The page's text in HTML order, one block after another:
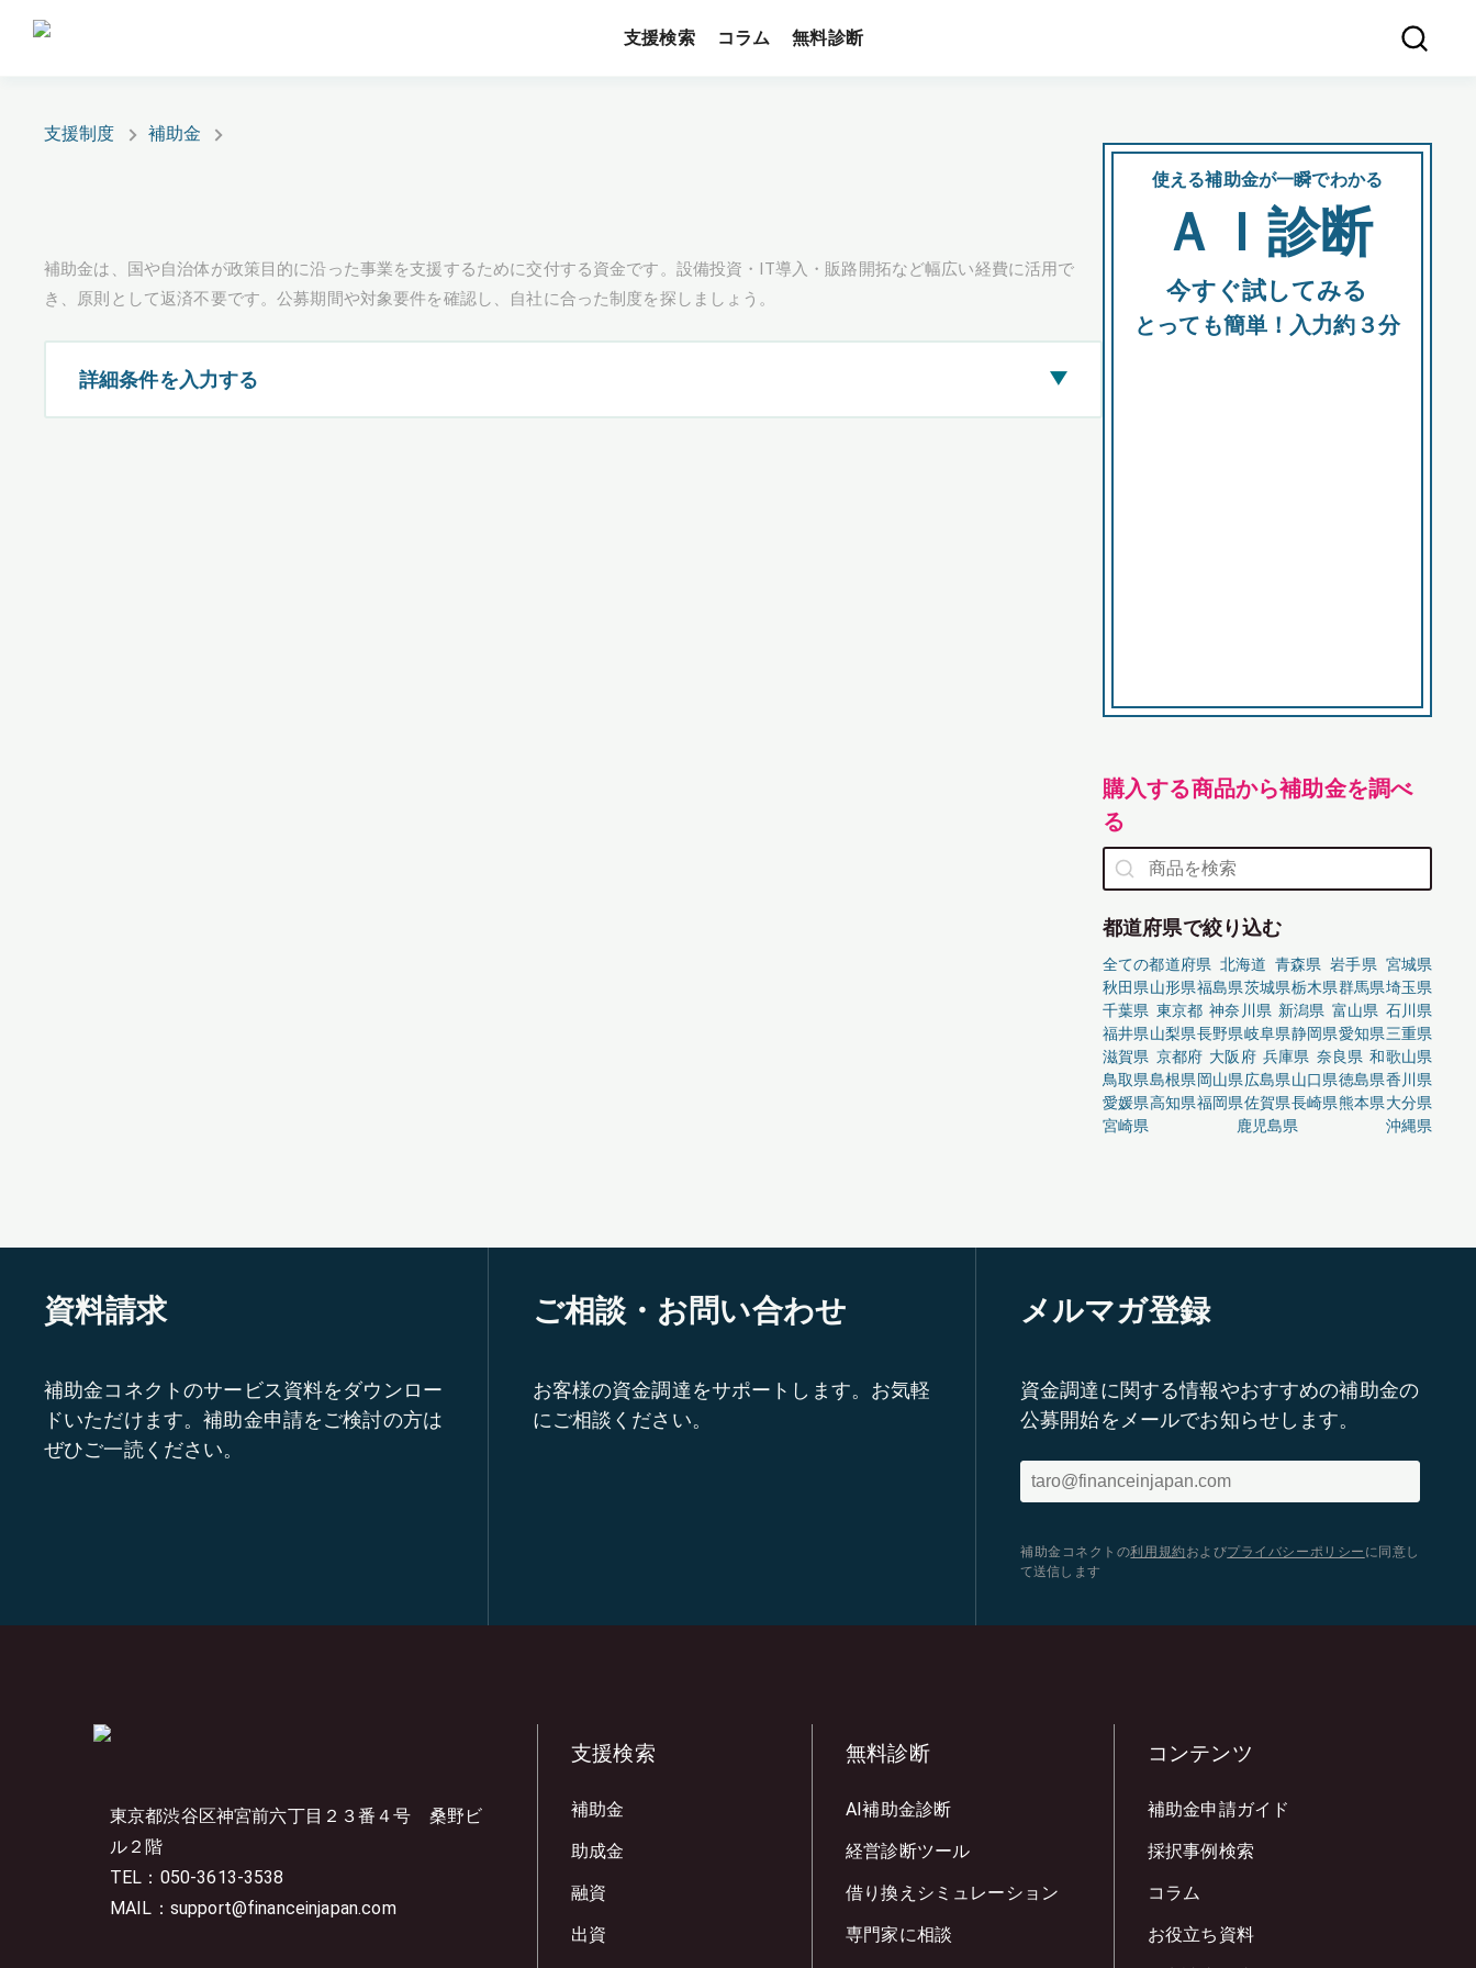
支援検索 コラム 無料診断
支援制度 補助金
補助金は、国や自治体が政策目的に沿った事業を支援するために交付する資金です。設備投資・IT導入・販路開拓など幅広い経費に活用で
き、原則として返済不要です。公募期間や対象要件を確認し、自社に合った制度を探しましょう。
詳細条件を入力する ▶
使える補助金が一瞬でわかる
ＡＩ診断
今すぐ試してみる
とっても簡単！入力約３分
購入する商品から補助金を調べ
る
都道府県で絞り込む
全ての都道府県 北海道 青森県 岩手県 宮城県
秋田県山形県福島県茨城県栃木県群馬県埼玉県
千葉県 東京都 神奈川県 新潟県 富山県 石川県
福井県山梨県長野県岐阜県静岡県愛知県三重県
滋賀県 京都府 大阪府 兵庫県 奈良県 和歌山県
鳥取県島根県岡山県広島県山口県徳島県香川県
愛媛県高知県福岡県佐賀県長崎県熊本県大分県
宮崎県
鹿児島県 沖縄県
資料請求
補助金コネクトのサービス資料をダウンロー
ドいただけます。補助金申請をご検討の方は
ぜひご一読ください。
ご相談・お問い合わせ
お客様の資金調達をサポートします。お気軽
にご相談ください。
メルマガ登録
資金調達に関する情報やおすすめの補助金の
公募開始をメールでお知らせします。
補助金コネクトの利用規約 およびプライバシーポリシー に同意し
て送信します
東京都渋谷区神宮前六丁目２３番４号 桑野ビ
ル２階
TEL：050-3613-3538
MAIL：support@financeinjapan.com
支援検索
補助金
助成金
融資
出資
無料診断
AI補助金診断
経営診断ツール
借り換えシミュレーション
専門家に相談
コンテンツ
補助金申請ガイド
採択事例検索
コラム
お役立ち資料